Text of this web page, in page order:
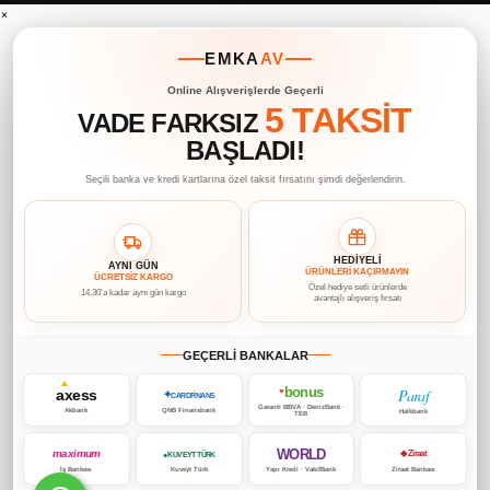
×
EMKAAV
Online Alışverişlerde Geçerli
VADE FARKSIZ 5 TAKSİT
BAŞLADI!
Seçili banka ve kredi kartlarına özel taksit fırsatını şimdi değerlendirin.
AYNI GÜN
ÜCRETSİZ KARGO
14.30’a kadar aynı gün kargo
HEDİYELİ
ÜRÜNLERİ KAÇIRMAYIN
Özel hediye setli ürünlerde
avantajlı alışveriş fırsatı
GEÇERLİ BANKALAR
axess
Akbank
✦CARDFİNANS
QNB Finansbank
♥bonus
Garanti BBVA · DenizBank ·
TEB
Paraf
Halkbank
maximum
İş Bankası
● KUVEYT TÜRK
Kuveyt Türk
WORLD
Yapı Kredi · VakıfBank
◆ Ziraat
Ziraat Bankası